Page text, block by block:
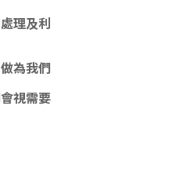
理及利
為我們
視需要